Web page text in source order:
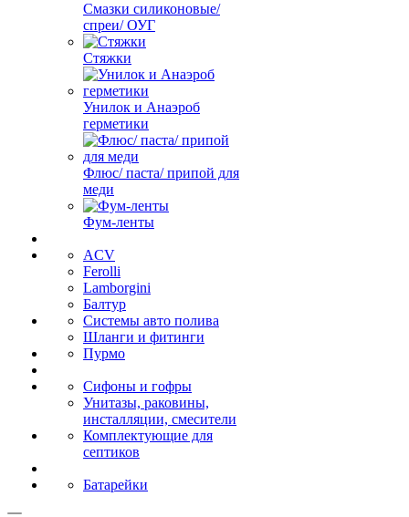
Смазки силиконовые/
спреи/ ОУГ
Стяжки
Унилок и Анаэроб
герметики
Флюс/ паста/ припой для
меди
Фум-ленты
ACV
Ferolli
Lamborgini
Балтур
Системы авто полива
Шланги и фитинги
Пурмо
Сифоны и гофры
Унитазы, раковины,
инсталляции, смесители
Комплектующие для
септиков
Батарейки